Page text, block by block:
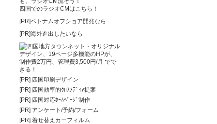
四国でのラジオCMはこちら！
[PR]ベトナムオフショア開発なら
[PR]海外進出したいなら
[PR] 四国印刷デザイン
[PR] 四国効率的ｸﾛｽﾒﾃﾞｨｱ提案
[PR] 四国対応ﾎｰﾑﾍﾟｰｼﾞ制作
[PR] アンケート/予約/フォーム
[PR] 着せ替えカーフィルム